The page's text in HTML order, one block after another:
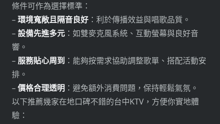
條件可作為選擇標準：
–環境寬敞且隔音良好 ：利於傳播效益與唱歌品質。
–設備先進多元 ：如雙麥克風系統、互動螢幕與良好音
響。
–服務貼心周到 ：能夠按需求協助調整歌單、搭配活動安
排。
–價格合理透明 ：避免額外消費問題，保持輕鬆氣氛。
以下推薦幾家在地口碑不錯的台中KTV，方便你實地體
驗：